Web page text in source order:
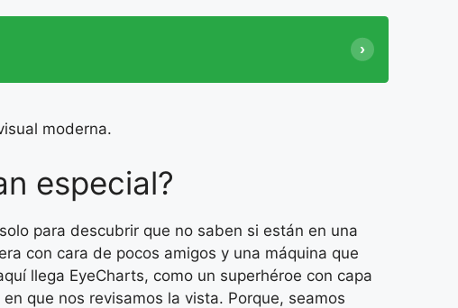
moderna.
especial?
para descubrir que no saben si están en una
con cara de pocos amigos y una máquina que
llega EyeCharts, como un superhéroe con capa
que nos revisamos la vista. Porque, seamos